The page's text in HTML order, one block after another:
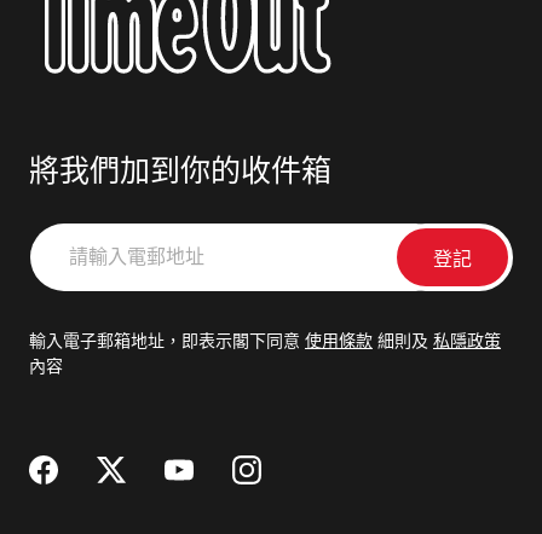
將我們加到你的收件箱
請
輸
郵
輸入電子郵箱地址，即表示閣下同意 使用條款 細則及 私隱政策
內容